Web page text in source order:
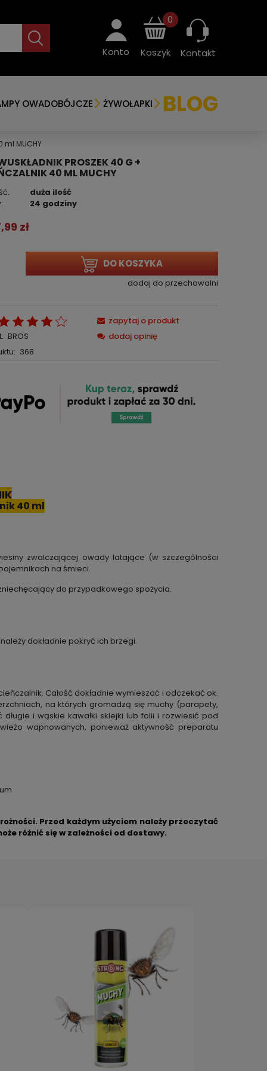
Konto Koszyk
0
Kontakt
OWADOBÓJCZE ŻYWOŁAPKI BLOG
ml MUCHY
PROSZEK 40 G +
40 ML MUCHY
duża ilość
24 godziny
zł
DO KOSZYKA
dodaj do przechowalni
BROS
368
zapytaj o produkt
dodaj opinię
40 ml
zwalczającej owady latające (w szczególności
na śmieci.
do przypadkowego spożycia.
dokładnie pokryć ich brzegi.
Całość dokładnie wymieszać i odczekać ok.
na których gromadzą się muchy (parapety,
i wąskie kawałki sklejki lub folii i rozwiesić pod
wapnowanych, ponieważ aktywność preparatu
Przed każdym użyciem należy przeczytać
różnić się w zależności od dostawy.